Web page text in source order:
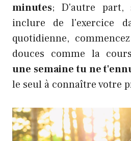
minutes; D'autre part,
inclure de l'exercice
quotidienne,
douces comme la
une semaine tu ne
le seul à connaître votre